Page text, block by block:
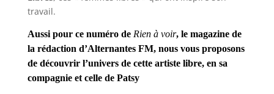
travail.
Aussi pour ce numéro de Rien à voir, le magazine de
la rédaction d’Alternantes FM, nous vous proposons
de découvrir l’univers de cette artiste libre, en sa
compagnie et celle de Patsy